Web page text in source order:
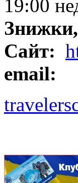
19:00
Сайт:
email: